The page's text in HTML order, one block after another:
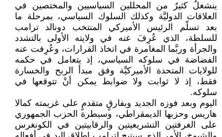
ينشغلُ كثيرٌ من المحللين السياسيين والمختصين في
العلاقات الدوليَّة وكذلك السلوك السياسي، بمرحلة ما
بعد تسلّم الرئيس الأميركي المنتخب دونالد ترامب
للسلطة، الذي عُرِفَ عنه في ولايته الأولى بالتشدد
والجرأة وربَّما المغامرة في اتخاذ القرارات، وعُرِفت عنه
الفضاضة في سلوكه السياسي، إذ يتعامل في حكمه
للولايات المتحدة الأميركيَّة وفق مبدأ الربح والخسارة
فقط، إذ لا ثوابت ولا ضوابط يمكن أنْ تتوقعها في
سلوكه.
اليوم وبعد فوزه الجديد وبفارقٍ متقدمٍ على غريمته كمالا
هاريس وحزبها الديمقراطي، وسيطرة الحزب الجمهوري
على الغرفتين التشريعيتين والرقابيتين في الكونغرس